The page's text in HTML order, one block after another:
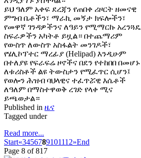
ይህ ዓለም አቀፍ ደረጃን የጠበቀ ሪዞርት ዘመናዊ
ምግብ ቤቶችን፣ ማራኪ መኝታ ክፍሎችን፣
የመዋኛ ገንዳዎችንና ለዓይን የሚማርኩ አረንጓዴ
ስፍራዎችን አካትቶ ይዟል። በተጨማሪም
የውስጥ ለውስጥ አስፋልት መንገዶች፣
የሄሊኮፕተር ማረፊያ (Helipad) እንዲሁም
በተለያዩ የፍራፍሬ ዞኖችና በደን የተከበበ በመሆኑ
ለቱሪስቶች ልዩ ትውስታን የሚፈጥር ሲሆን፤
የወሎን ሕዝብ ባህላዊና ተፈጥሯዊ እሴቶች
ለዓለም በማስተዋወቅ ረገድ የላቀ ሚና
ይጫወታል።
Published in ዜና
Tagged under
Read more...
Start«3456789101112»End
Page 8 of 817